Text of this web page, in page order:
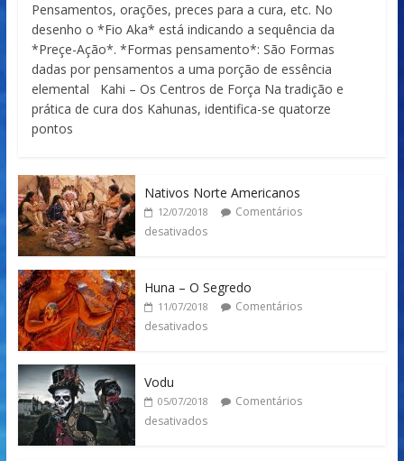
Pensamentos, orações, preces para a cura, etc. No
desenho o *Fio Aka* está indicando a sequência da
*Preçe-Ação*. *Formas pensamento*: São Formas
dadas por pensamentos a uma porção de essência
elemental Kahi – Os Centros de Força Na tradição e
prática de cura dos Kahunas, identifica-se quatorze
pontos
Nativos Norte Americanos
12/07/2018
Comentários
desativados
Huna – O Segredo
11/07/2018
Comentários
desativados
Vodu
05/07/2018
Comentários
desativados